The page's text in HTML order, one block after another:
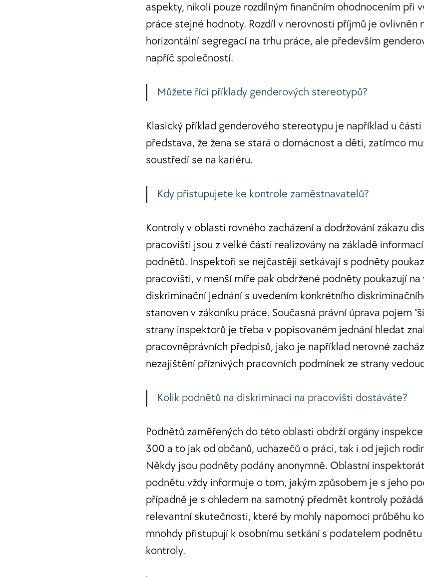
aspekty, nikoli pouze rozdílným finančním ohodnocením při
práce stejné hodnoty. Rozdíl v nerovnosti příjmů je ovlivněn
horizontální segregací na trhu práce, ale především
napříč společností.
Můžete říci příklady genderových stereotypů?
Klasický příklad genderového stereotypu je například u
představa, že žena se stará o domácnost a děti, zatímco
soustředí se na kariéru.
Kdy přistupujete ke kontrole zaměstnavatelů?
Kontroly v oblasti rovného zacházení a dodržování zákazu
pracovišti jsou z velké části realizovány na základě
podnětů. Inspektoři se nejčastěji setkávají s podněty
pracovišti, v menší míře pak obdržené podněty poukazují na
diskriminační jednání s uvedením konkrétního
stanoven v zákoníku práce. Současná právní úprava pojem
strany inspektorů je třeba v popisovaném jednání hledat
pracovněprávních předpisů, jako je například nerovné
nezajištění příznivých pracovních podmínek ze strany
Kolik podnětů na diskriminaci na pracovišti dostáváte?
Podnětů zaměřených do této oblasti obdrží orgány
300 a to jak od občanů, uchazečů o práci, tak i od jejich
Někdy jsou podněty podány anonymně. Oblastní
podnětu vždy informuje o tom, jakým způsobem je s jeho
případně je s ohledem na samotný předmět kontroly
relevantní skutečnosti, které by mohly napomoci průběhu
mnohdy přistupují k osobnímu setkání s podatelem
kontroly.